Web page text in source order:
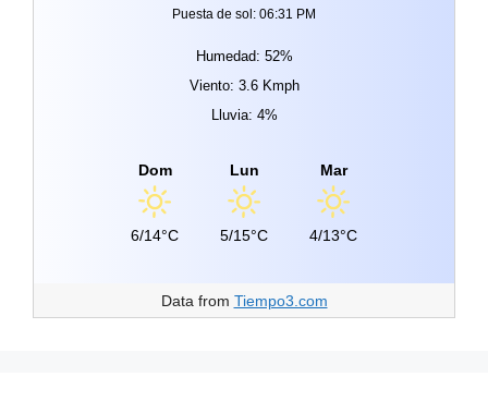
Puesta de sol: 06:31 PM
Humedad: 52%
Viento: 3.6 Kmph
Lluvia: 4%
Dom
6/14°C
Lun
5/15°C
Mar
4/13°C
Data from Tiempo3.com